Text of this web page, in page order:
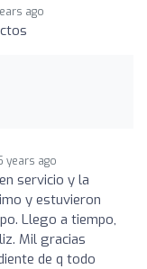
ago
years ago
servicio y la
y estuvieron
Llego a tiempo,
Mil gracias
de q todo